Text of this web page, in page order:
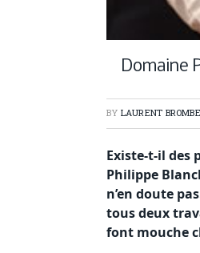
Domaine
BY LAURENT
Existe-t-il des
Philippe
n’en doute
tous deux
font mouche